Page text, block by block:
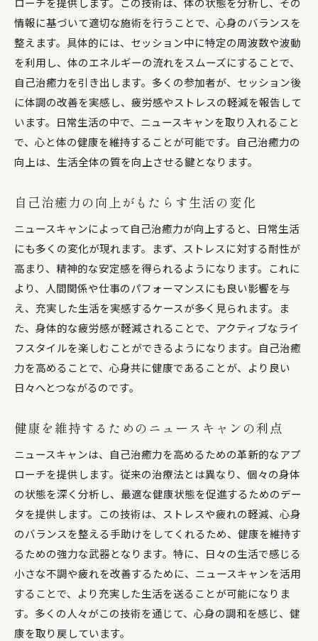
情報に基づいて適切な施術を行うことで、心身のバランスを
整えます。具体的には、セッション中に特定の周波数や波動
を利用し、体のエネルギーの流れをスムーズにすることで、
自己治癒力を引き出します。多くの参加者が、セッション後
に体調の改善を実感し、疲労感やストレスの軽減を報告して
います。日常生活の中で、ニュースキャンを取り入れること
で、心と体の健康を維持することが可能です。自己治癒力の
向上は、生活全体の質を向上させる鍵となります。
自己治癒力の向上がもたらす生活の変化
ニュースキャンによって自己治癒力が向上すると、日常生活
にも多くの変化が現れます。まず、ストレスに対する耐性が
高まり、精神的な安定感を得られるようになります。これに
より、人間関係や仕事のパフォーマンスにも良い影響を与
え、充実した生活を実感するケースが多く見られます。ま
た、身体的な疲労感が軽減されることで、アクティブなライ
フスタイルを楽しむことができるようになります。自己治癒
力を高めることで、心身共に健康であることが、より良い
日々へとつながるのです。
健康を維持するためのニュースキャンの利点
ニュースキャンは、自己治癒力を高めるための革新的なアプ
ローチを提供します。従来の治療法とは異なり、個々の身体
の状態を深く分析し、最適な健康状態を促進するためのデー
タを提供します。この技術は、ストレスや疲れの軽減、心身
のバランスを整える手助けをしてくれるため、健康を維持す
るための強力な武器となります。特に、日々の生活で感じる
小さな不調や疲れを改善するために、ニュースキャンを活用
することで、より充実した生活を送ることが可能になりま
す。多くの人々がこの技術を通じて、心身の調和を感じ、健
康を取り戻しています。